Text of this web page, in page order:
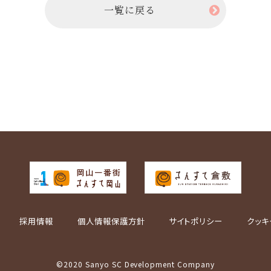
一覧に戻る
採用情報 個人情報保護方針 サイトポリシー クッ
©2020 Sanyo SC Development Company